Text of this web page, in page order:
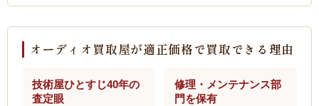
オーディオ買取屋が適正価格で買取できる理由
技術屋ひとすじ40年の
査定眼
修理・メンテナンス部
門を保有